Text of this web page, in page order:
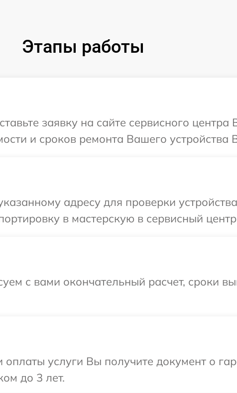
Этапы работы
заявку на сайте сервисного
и сроков ремонта Вашего устройства
адресу для проверки
в мастерскую в сервисный
с вами окончательный расчет, сроки
оплаты услуги Вы получите документ о
до 3 лет.